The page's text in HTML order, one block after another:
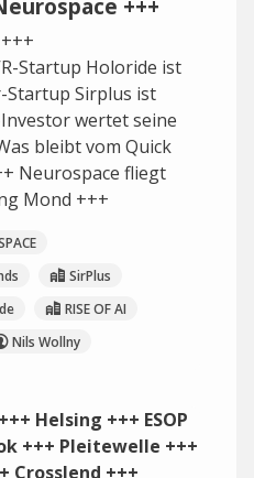
+++
Startup Holoride ist
Startup Sirplus ist
wertet seine
bleibt vom Quick
Neurospace fliegt
Mond +++
SirPlus
RISE OF AI
Nils Wollny